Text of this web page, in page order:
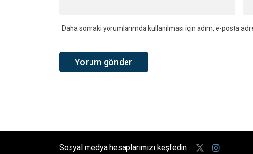
Daha sonraki yorumlarımda kullanılması için adım, e-posta
Sosyal medya hesaplarımızı keşfedin